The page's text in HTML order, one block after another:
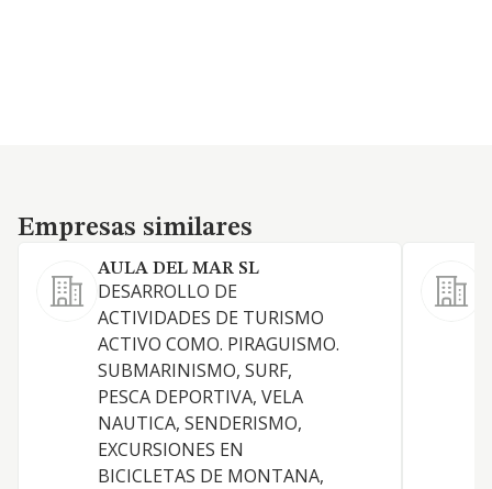
Empresas similares
Empresas similares
AULA DEL MAR SL
DESARROLLO DE
ACTIVIDADES DE TURISMO
ACTIVO COMO. PIRAGUISMO.
SUBMARINISMO, SURF,
PESCA DEPORTIVA, VELA
NAUTICA, SENDERISMO,
EXCURSIONES EN
BICICLETAS DE MONTANA,